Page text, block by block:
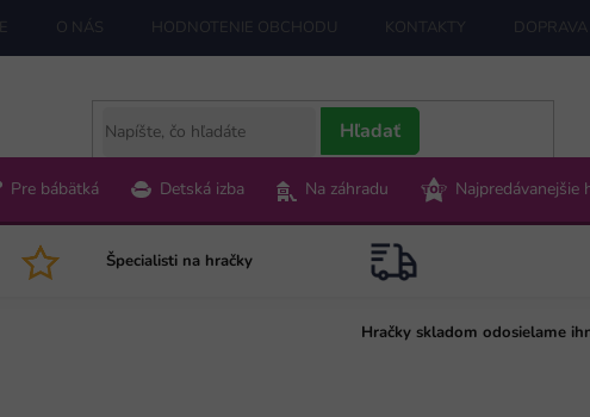
O NÁS HODNOTENIE OBCHODU KONTAKTY
Hľadať
Pre bábätká Detská izba Na záhradu Najpredávanejšie
Špecialisti na hračky
Hračky skladom odosielame